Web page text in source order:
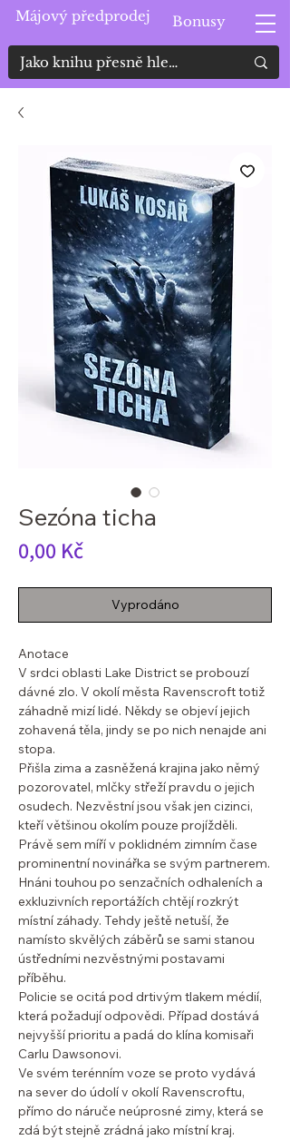
Májový předprodej Bonusy
Sezóna ticha
0,00 KčCena
Vyprodáno
Anotace
V srdci oblasti Lake District se probouzí
dávné zlo. V okolí města Ravenscroft totiž
záhadně mizí lidé. Někdy se objeví jejich
zohavená těla, jindy se po nich nenajde ani
stopa.
Přišla zima a zasněžená krajina jako němý
pozorovatel, mlčky střeží pravdu o jejich
osudech. Nezvěstní jsou však jen cizinci,
kteří většinou okolím pouze projížděli.
Právě sem míří v poklidném zimním čase
prominentní novinářka se svým partnerem.
Hnáni touhou po senzačních odhaleních a
exkluzivních reportážích chtějí rozkrýt
místní záhady. Tehdy ještě netuší, že
namísto skvělých záběrů se sami stanou
ústředními nezvěstnými postavami
příběhu.
Policie se ocitá pod drtivým tlakem médií,
která požadují odpovědi. Případ dostává
nejvyšší prioritu a padá do klína komisaři
Carlu Dawsonovi.
Ve svém terénním voze se proto vydává
na sever do údolí v okolí Ravenscroftu,
přímo do náruče neúprosné zimy, která se
zdá být stejně zrádná jako místní kraj.